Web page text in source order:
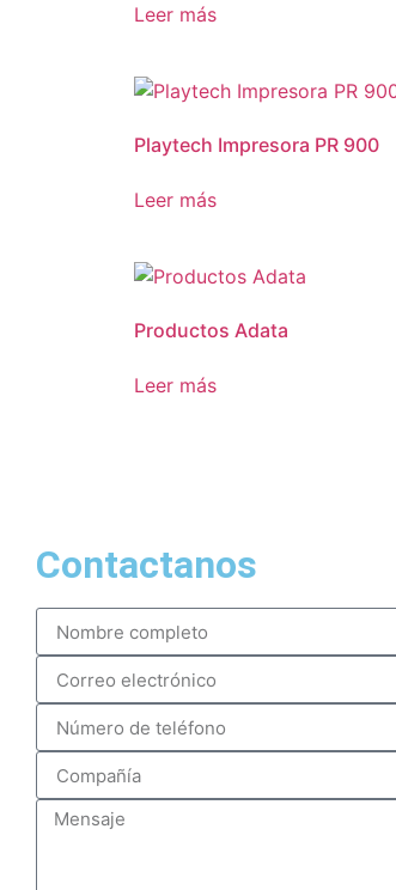
Leer más
Playtech Impresora PR 900
Leer más
Productos Adata
Leer más
Contactanos